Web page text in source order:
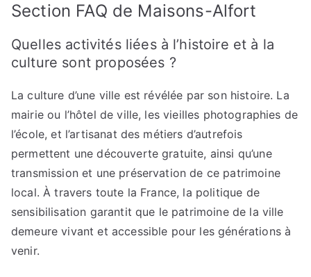
Section FAQ de Maisons-Alfort
Quelles activités liées à l’histoire et à la
culture sont proposées ?
La culture d’une ville est révélée par son histoire. La
mairie ou l’hôtel de ville, les vieilles photographies de
l’école, et l’artisanat des métiers d’autrefois
permettent une découverte gratuite, ainsi qu’une
transmission et une préservation de ce patrimoine
local. À travers toute la France, la politique de
sensibilisation garantit que le patrimoine de la ville
demeure vivant et accessible pour les générations à
venir.